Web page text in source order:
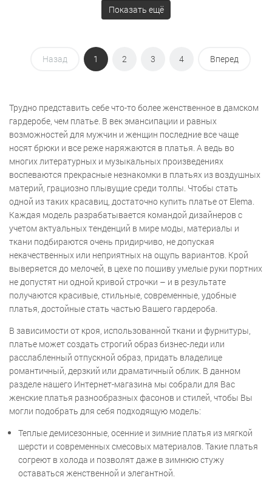
Показать ещё
Назад 1 2 3 4 Вперед
Трудно представить себе что-то более женственное в дамском
гардеробе, чем платье. В век эмансипации и равных
возможностей для мужчин и женщин последние все чаще
носят брюки и все реже наряжаются в платья. А ведь во
многих литературных и музыкальных произведениях
воспеваются прекрасные незнакомки в платьях из воздушных
материй, грациозно плывущие среди толпы. Чтобы стать
одной из таких красавиц, достаточно купить платье от Elema.
Каждая модель разрабатывается командой дизайнеров с
учетом актуальных тенденций в мире моды, материалы и
ткани подбираются очень придирчиво, не допуская
некачественных или неприятных на ощупь вариантов. Крой
выверяется до мелочей, в цехе по пошиву умелые руки портних
не допустят ни одной кривой строчки – и в результате
получаются красивые, стильные, современные, удобные
платья, достойные стать частью Вашего гардероба.
В зависимости от кроя, использованной ткани и фурнитуры,
платье может создать строгий образ бизнес-леди или
расслабленный отпускной образ, придать владелице
романтичный, дерзкий или драматичный облик. В данном
разделе нашего Интернет-магазина мы собрали для Вас
женские платья разнообразных фасонов и стилей, чтобы Вы
могли подобрать для себя подходящую модель:
Теплые демисезонные, осенние и зимние платья из мягкой
шерсти и современных смесовых материалов. Такие платья
согреют в холода и позволят даже в зимнюю стужу
оставаться женственной и элегантной.